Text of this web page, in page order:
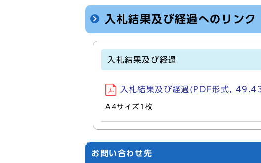
入札結果及び経過へのリンク
入札結果及び経過
入札結果及び経過(PDF形式,
A4サイズ1枚
お問い合わせ先